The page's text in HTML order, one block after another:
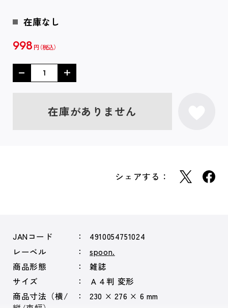
在庫なし
998 円
在庫がありません
シェアする：
JANコード
4910054751024
レーベル
spoon.
商品形態
雑誌
サイズ
Ａ４判 変形
商品寸法（横/
230 × 276 × 6 mm